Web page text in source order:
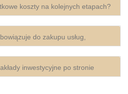
koszty na kolejnych etapach?
do zakupu usług,
inwestycyjne po stronie